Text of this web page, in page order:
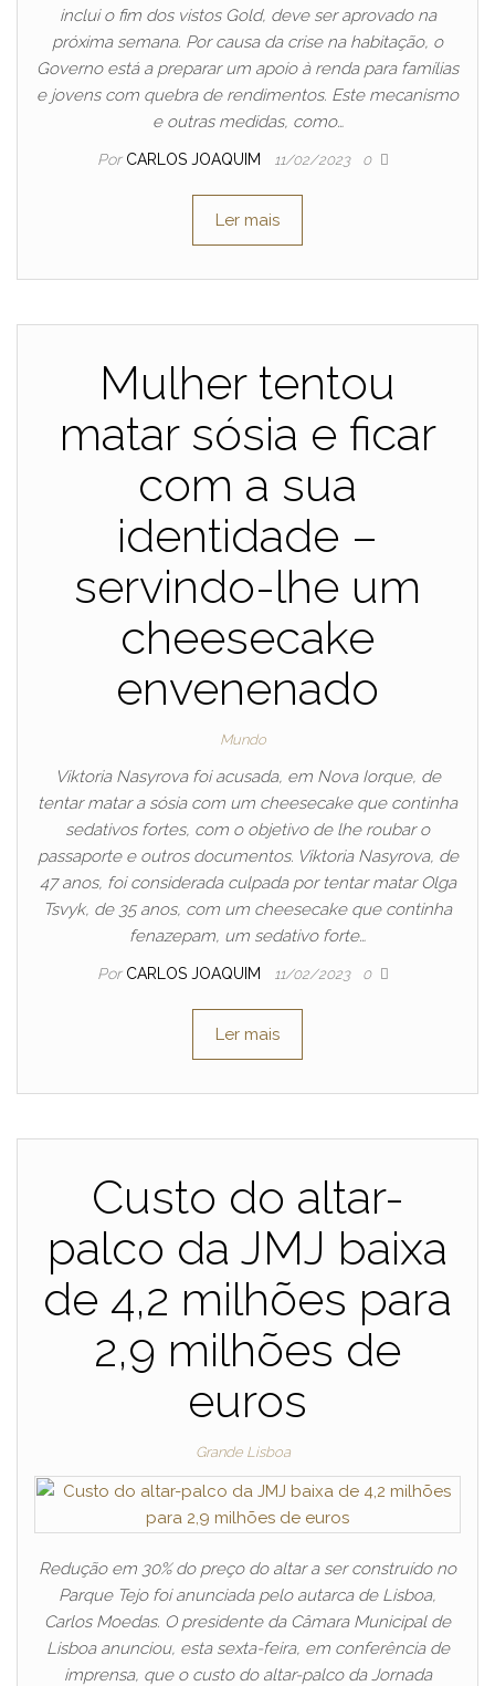
inclui o fim dos vistos Gold, deve ser aprovado na
próxima semana. Por causa da crise na habitação, o
Governo está a preparar um apoio à renda para famílias
e jovens com quebra de rendimentos. Este mecanismo
e outras medidas, como…
Por CARLOS JOAQUIM 11/02/2023 0
Ler mais
Mulher tentou
matar sósia e ficar
com a sua
identidade –
servindo-lhe um
cheesecake
envenenado
Mundo
Viktoria Nasyrova foi acusada, em Nova Iorque, de
tentar matar a sósia com um cheesecake que continha
sedativos fortes, com o objetivo de lhe roubar o
passaporte e outros documentos. Viktoria Nasyrova, de
47 anos, foi considerada culpada por tentar matar Olga
Tsvyk, de 35 anos, com um cheesecake que continha
fenazepam, um sedativo forte…
Por CARLOS JOAQUIM 11/02/2023 0
Ler mais
Custo do altar-
palco da JMJ baixa
de 4,2 milhões para
2,9 milhões de
euros
Grande Lisboa
Redução em 30% do preço do altar a ser construído no
Parque Tejo foi anunciada pelo autarca de Lisboa,
Carlos Moedas. O presidente da Câmara Municipal de
Lisboa anunciou, esta sexta-feira, em conferência de
imprensa, que o custo do altar-palco da Jornada